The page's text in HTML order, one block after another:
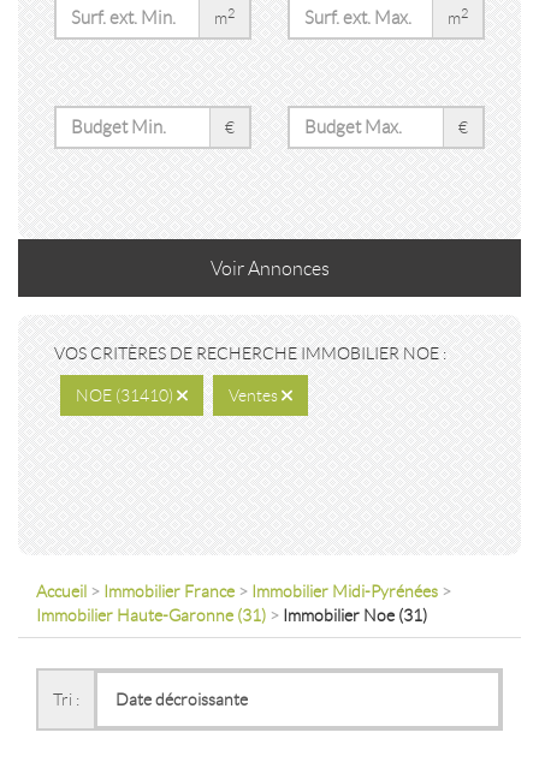
m2 m2
€ €
VoirAnnonces
VOS CRITÈRES DE RECHERCHE IMMOBILIER NOE :
NOE (31410) Ventes
Accueil > Immobilier France > Immobilier Midi-Pyrénées >
Immobilier Haute-Garonne (31) > Immobilier Noe (31)
Tri :